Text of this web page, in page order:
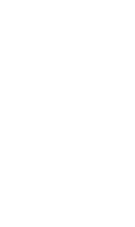
AUDIO SALT 2:
CON LA